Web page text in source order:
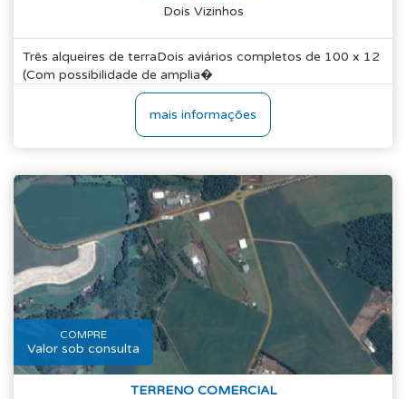
Dois Vizinhos
Três alqueires de terraDois aviários completos de 100 x 12
(Com possibilidade de amplia�
mais informações
COMPRE
Valor sob consulta
TERRENO COMERCIAL